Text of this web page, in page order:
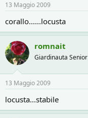
13 Maggio 2009
corallo......locusta
romnait
Giardinauta Senior
13 Maggio 2009
locusta...stabile